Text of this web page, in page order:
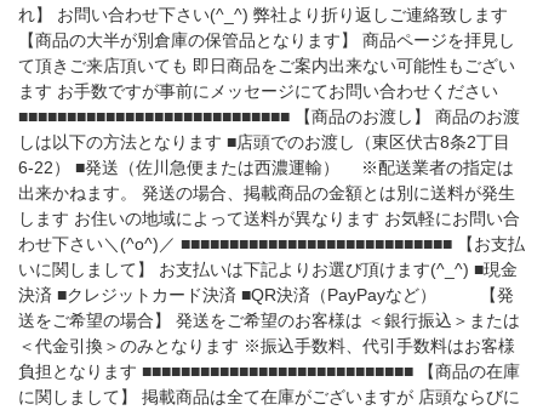
れ】 お問い合わせ下さい(^_^) 弊社より折り返しご連絡致します
【商品の大半が別倉庫の保管品となります】 商品ページを拝見し
て頂きご来店頂いても 即日商品をご案内出来ない可能性もござい
ます お手数ですが事前にメッセージにてお問い合わせください
■■■■■■■■■■■■■■■■■■■■■■■■■■■■ 【商品のお渡し】 商品のお渡
しは以下の方法となります ■店頭でのお渡し（東区伏古8条2丁目
6-22） ■発送（佐川急便または西濃運輸） ※配送業者の指定は
出来かねます。 発送の場合、掲載商品の金額とは別に送料が発生
します お住いの地域によって送料が異なります お気軽にお問い合
わせ下さい＼(^o^)／ ■■■■■■■■■■■■■■■■■■■■■■■■■■■■ 【お支払
いに関しまして】 お支払いは下記よりお選び頂けます(^_^) ■現金
決済 ■クレジットカード決済 ■QR決済（PayPayなど） 【発
送をご希望の場合】 発送をご希望のお客様は ＜銀行振込＞または
＜代金引換＞のみとなります ※振込手数料、代引手数料はお客様
負担となります ■■■■■■■■■■■■■■■■■■■■■■■■■■■■ 【商品の在庫
に関しまして】 掲載商品は全て在庫がございますが 店頭ならびに